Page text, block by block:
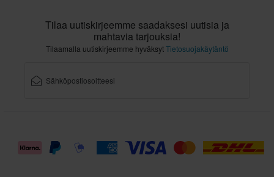
Tilaa uutiskirjeemme saadaksesi uutisia ja
mahtavia tarjouksia!
Tilaamalla uutiskirjeemme hyväksytTietosuojakäytäntö